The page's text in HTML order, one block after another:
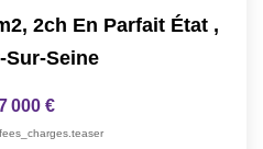
2ch En Parfait État ,
Sur-Seine
000 €